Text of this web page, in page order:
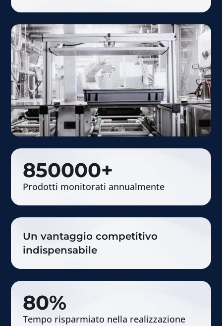
850000+
Prodotti monitorati annualmente
Un vantaggio competitivo
indispensabile
80%
Tempo risparmiato nella realizzazione